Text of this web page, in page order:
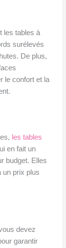
les tables à
surélevés
De plus,
le confort et la
les tables
en fait un
budget. Elles
un prix plus
devez
garantir